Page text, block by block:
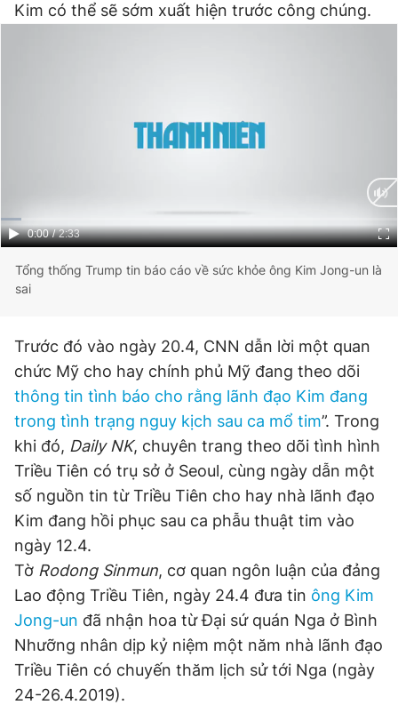
Kim có thể sẽ sớm xuất hiện trước công chúng.
Current
0:00 / Duration
2:33
Tổng thống Trump tin báo cáo về sức khỏe ông Kim Jong-un là
sai
Trước đó vào ngày 20.4, CNN dẫn lời một quan
chức Mỹ cho hay chính phủ Mỹ đang theo dõi
thông tin tình báo cho rằng lãnh đạo Kim đang
trong tình trạng nguy kịch sau ca mổ tim”. Trong
khi đó, Daily NK, chuyên trang theo dõi tình hình
Triều Tiên có trụ sở ở Seoul, cùng ngày dẫn một
số nguồn tin từ Triều Tiên cho hay nhà lãnh đạo
Kim đang hồi phục sau ca phẫu thuật tim vào
ngày 12.4.
Tờ Rodong Sinmun, cơ quan ngôn luận của đảng
Lao động Triều Tiên, ngày 24.4 đưa tin ông Kim
Jong-un đã nhận hoa từ Đại sứ quán Nga ở Bình
Nhưỡng nhân dịp kỷ niệm một năm nhà lãnh đạo
Triều Tiên có chuyến thăm lịch sử tới Nga (ngày
24-26.4.2019).